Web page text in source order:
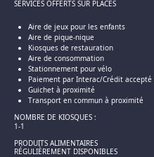
SERVICES OFFERTS SUR PLACES
Aire de jeux pour les enfants
Aire de pique-nique
Kiosques de restauration
Aire de consommation
Stationnement pour vélo
Paiement par Interac/Crédit
Guichet à proximité
Transport en commun à proximité
NOMBRE DE KIOSQUES :
1-1
PRODUITS ALIMENTAIRES
RÉGULIÈREMENT DISPONIBLES